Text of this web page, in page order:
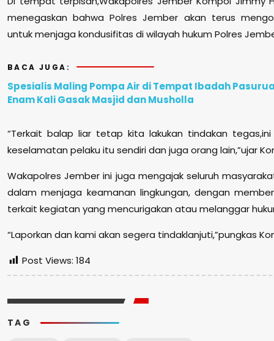
menegaskan bahwa Polres Jember akan terus
untuk menjaga kondusifitas di wilayah hukum Polres
BACA JUGA:
Spesialis Maling Pompa Air di Tempat Ibadah
Enam Kali Gasak Masjid dan Musholla
“Terkait balap liar tetap kita lakukan tindakan
keselamatan pelaku itu sendiri dan juga orang lain,”ujar
Wakapolres Jember ini juga mengajak seluruh
dalam menjaga keamanan lingkungan, dengan
terkait kegiatan yang mencurigakan atau melanggar
“Laporkan dan kami akan segera tindaklanjuti,”pungkas
Post Views: 184
TAG